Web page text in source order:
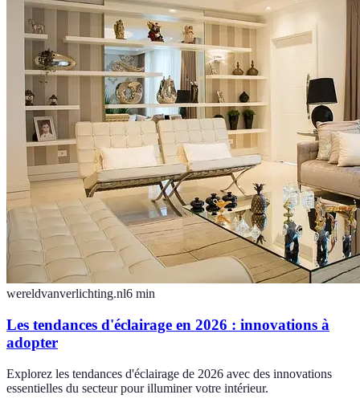
wereldvanverlichting.nl6 min
Les tendances d'éclairage en 2026 : innovations à
adopter
Explorez les tendances d'éclairage de 2026 avec des innovations
essentielles du secteur pour illuminer votre intérieur.